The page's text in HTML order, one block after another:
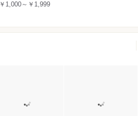
￥1,000～￥1,999